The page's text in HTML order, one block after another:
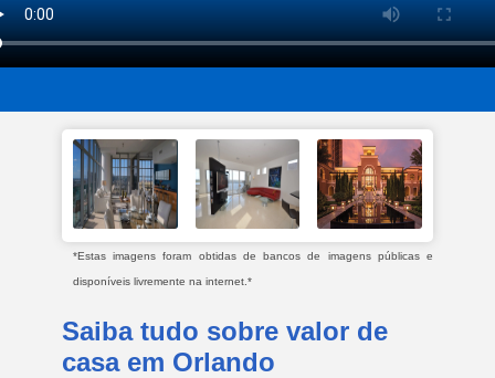
*Estas imagens foram obtidas de bancos de imagens públicas e
disponíveis livremente na internet.*
Saiba tudo sobre valor de
casa em Orlando